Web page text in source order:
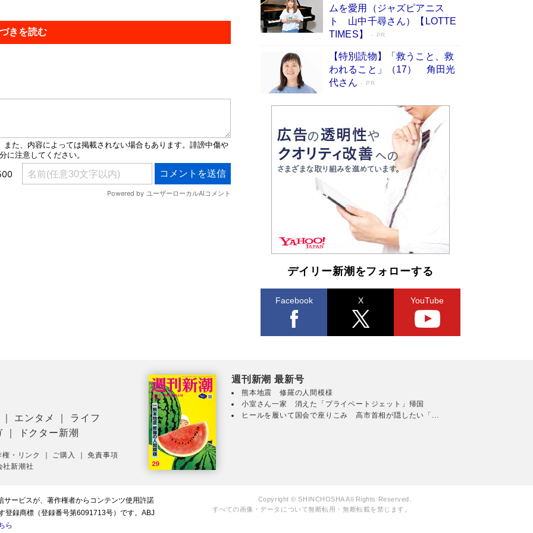
きを読む
ンガ」も収録
Book Bang
美輪明宏 晩年の回答を集めた『ほほえんで生き
るための人生相談』がランクイン［エンターテイ
メントベストセラー］
Book Bang
「『火垂るの墓』は、大嘘である」原作者が抱き
続けた“自責の念”とは…「自己憐憫は描きたくな
い」監督が徹底的にこだわったこと（後編） #
戦争の記憶
Book Bang
東野圭吾、伊坂幸太郎の人気シリーズ最新作どち
らも文庫化 映画化された直木賞受賞作もランク
イン［文庫ベストセラー］
Book Bang
皇室はなぜ世界から尊敬されているのか？ 「天
皇陛下はお元気でおられるか」がサウジ国王の第
一声になる理由
ムを愛用（ジャズピアニス
ト 山中千尋さん）【LOTTE
TIMES】
PR
【特別読物】「救うこと、救
われること」（17） 角田光
代さん
PR
デイリー新潮をフォローする
Facebook X YouTube
エンタメ
ライフ
ドクター新潮
権・リンク ご購入 ｜免責事項
社新潮社
週刊新潮 最新号
熊本地震 修羅の人間模様
小室さん一家 消えた「プライベートジェット」帰国
ヒールを履いて国会で座りこみ 高市首相が隠したい「...
ービスが、著作権者からコンテンツ使用許諾
登録商標（登録番号第6091713号）です。ABJ
ら
Copyright © SHINCHOSHA All Rights Reserved.
すべての画像・データについて無断転用・無断転載を禁じます。